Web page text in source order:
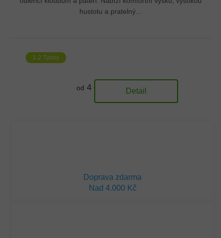
hustotu a pratelný...
1-2 Týdny
od 4 070 Kč Detail
Doprava zdarma
Nad 4.000 Kč